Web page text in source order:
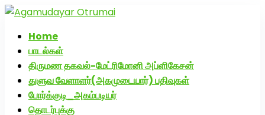
Home
பாடல்கள்
திருமண தகவல்-மேட்ரிமோனி அப்ளிகேசன்
துளுவ வேளாளர்(அகமுடையார்) பதிவுகள்
போர்க்குடி_அகம்படியர்
தொடர்புக்கு
அகமுடையார் திருமண வரன்களுக்கு அகமுடையார்மேட்ரி-